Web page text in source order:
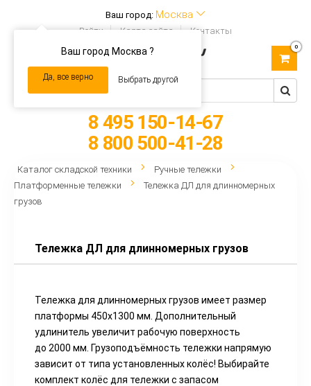
Ваш город: Москва
Ваш город Москва ?
Да, все верно Выбрать другой
Войти Карта сайта Контакты
navigation
0
8 495 150-14-67
8 800 500-41-28
Каталог складской техники
Ручные тележки
Платформенные тележки
Тележка ДЛ для длинномерных
грузов
Тележка ДЛ для длинномерных грузов
Тележка для длинномерных грузов имеет размер
платформы 450х1300 мм. Дополнительный
удлинитель увеличит рабочую поверхность
до 2000 мм. Грузоподъёмность тележки напрямую
зависит от типа установленных колёс! Выбирайте
комплект колёс для тележки с запасом